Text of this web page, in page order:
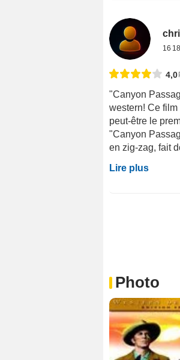
16
4,0
"Canyon
western! Ce
peut-être le
"Canyon
en zig-zag, fait
Lire plus
Photo